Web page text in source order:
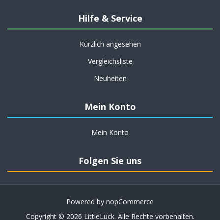
Hilfe & Service
Kürzlich angesehen
Vergleichsliste
Neuheiten
Mein Konto
Mein Konto
Folgen Sie uns
Powered by nopCommerce
Copyright © 2026 LittleLuck. Alle Rechte vorbehalten.